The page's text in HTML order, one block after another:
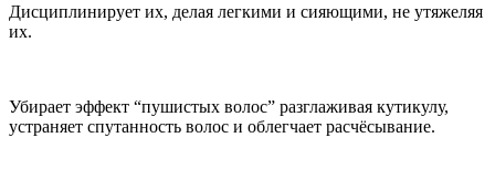
Дисциплинирует их, делая легкими и сияющими, не утяжеляя
их.
Убирает эффект “пушистых волос” разглаживая кутикулу,
устраняет спутанность волос и облегчает расчёсывание.